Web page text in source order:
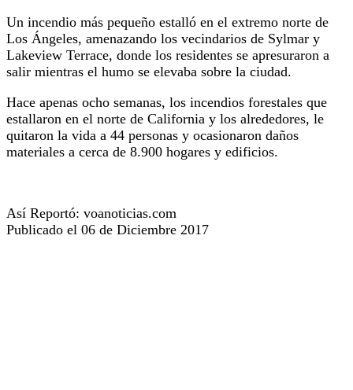
Un incendio más pequeño estalló en el extremo norte de
Los Ángeles, amenazando los vecindarios de Sylmar y
Lakeview Terrace, donde los residentes se apresuraron a
salir mientras el humo se elevaba sobre la ciudad.
Hace apenas ocho semanas, los incendios forestales que
estallaron en el norte de California y los alrededores, le
quitaron la vida a 44 personas y ocasionaron daños
materiales a cerca de 8.900 hogares y edificios.
Así Reportó: voanoticias.com
Publicado el 06 de Diciembre 2017